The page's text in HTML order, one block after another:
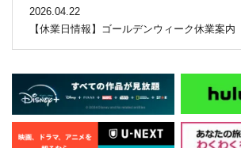
2026.04.22
【休業日情報】ゴールデンウィーク休業案内